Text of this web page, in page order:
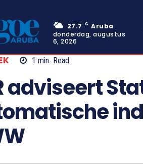
27.7 C Aruba
donderdag, augustus
6, 2026
1 min. Read
adviseert